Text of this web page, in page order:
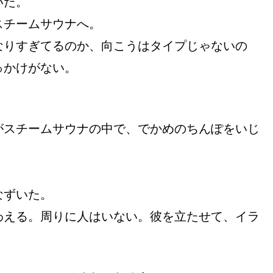
ームサウナへ。
すぎてるのか、向こうはタイプじゃないの
けがない。
チームサウナの中で、でかめのちんぽをいじ
いた。
る。周りに人はいない。彼を立たせて、イラ